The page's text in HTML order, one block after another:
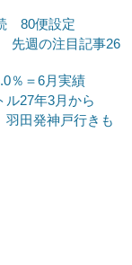
80便設定
先週の注目記事26
％＝6月実績
27年3月から
田発神戸行きも